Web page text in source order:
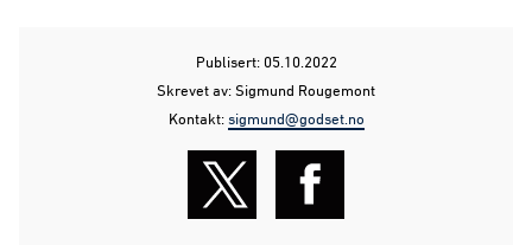
Publisert: 05.10.2022
Skrevet av: Sigmund Rougemont
Kontakt:sigmund@godset.no